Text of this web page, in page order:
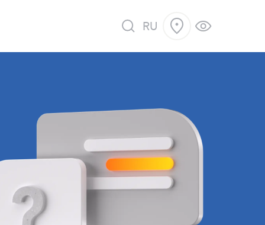
RU